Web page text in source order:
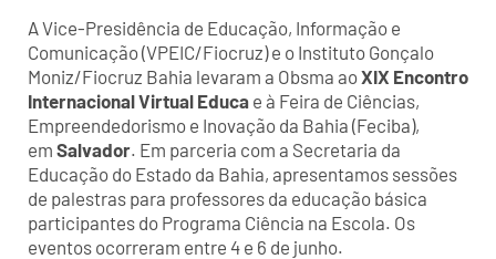
A Vice-Presidência de Educação, Informação e
Comunicação (VPEIC/Fiocruz) e o Instituto Gonçalo
Moniz/Fiocruz Bahia levaram a Obsma aoXIX Encontro
Internacional Virtual Educa e à Feira de Ciências,
Empreendedorismo e Inovação da Bahia (Feciba),
em Salvador. Em parceria com a Secretaria da
Educação do Estado da Bahia, apresentamos sessões
de palestras para professores da educação básica
participantes do Programa Ciência na Escola. Os
eventos ocorreram entre 4 e 6 de junho.